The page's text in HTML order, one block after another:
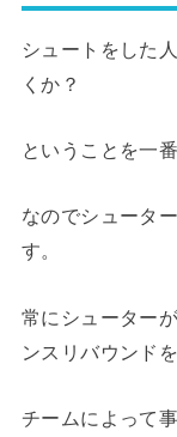
シュートをした
くか？
ということを一
なのでシュータ
す。
常にシューター
ンスリバウンド
チームによって